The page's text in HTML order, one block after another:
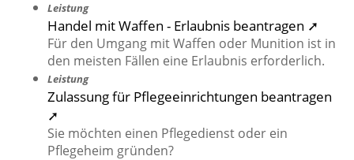
Leistung
Handel mit Waffen - Erlaubnis beantragen ➚
Für den Umgang mit Waffen oder Munition ist in
den meisten Fällen eine Erlaubnis erforderlich.
Leistung
Zulassung für Pflegeeinrichtungen beantragen
➚
Sie möchten einen Pflegedienst oder ein
Pflegeheim gründen?